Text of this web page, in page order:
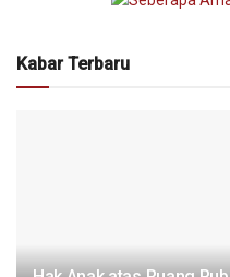
Kabar Terbaru